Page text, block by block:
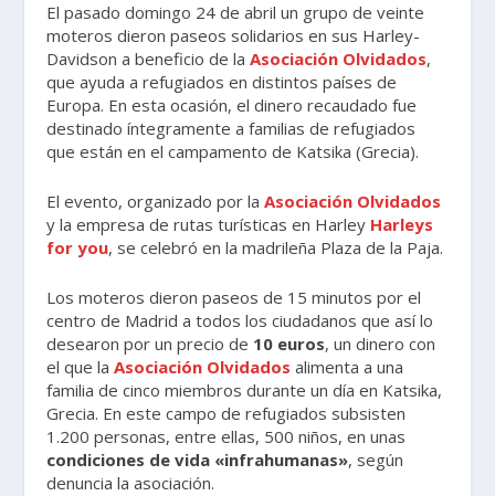
El pasado domingo 24 de abril un grupo de veinte
moteros dieron paseos solidarios en sus Harley-
Davidson a beneficio de laAsociación Olvidados,
que ayuda a refugiados en distintos países de
Europa. En esta ocasión, el dinero recaudado fue
destinado íntegramente a familias de refugiados
que están en el campamento de Katsika (Grecia).
El evento, organizado por laAsociación Olvidados
y la empresa de rutas turísticas en Harley Harleys
for you, se celebró en la madrileña Plaza de la Paja.
Los moteros dieron paseos de 15 minutos por el
centro de Madrid a todos los ciudadanos que así lo
desearon por un precio de 10 euros, un dinero con
el que laAsociación Olvidados alimenta a una
familia de cinco miembros durante un día en Katsika,
Grecia. En este campo de refugiados subsisten
1.200 personas, entre ellas, 500 niños, en unas
condiciones de vida «infrahumanas», según
denuncia la asociación.